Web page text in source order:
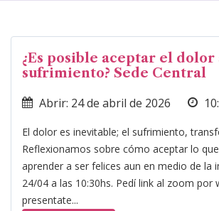
¿Es posible aceptar el
sufrimiento? Sede Central
Abrir: 24 de abril de 2026
El dolor es inevitable; el sufrimiento,
Reflexionamos sobre cómo aceptar lo
aprender a ser felices aun en medio de la
24/04 a las 10:30hs. Pedí link al zoom por
presentate...